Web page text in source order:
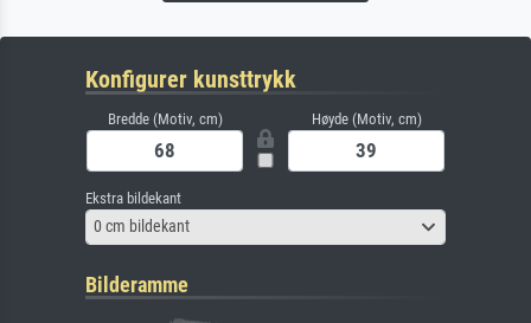
Konfigurer kunsttrykk
Bredde (Motiv, cm) Høyde (Motiv, cm)
Ekstra bildekant
0 cm bildekant
Bilderamme